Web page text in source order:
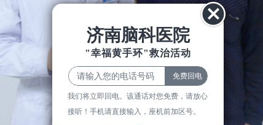
济南脑科医院
"幸福黄手环"救治活动
我们将立即回电。该通话对您免费，请放心
接听！手机请直接输入，座机前加区号。